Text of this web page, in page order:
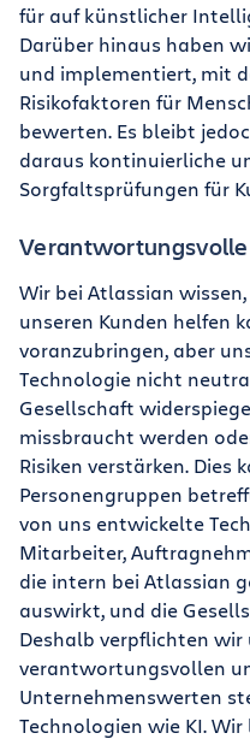
für auf künstlicher
Darüber hinaus haben
und implementiert, mit
Risikofaktoren für
bewerten. Es bleibt
daraus kontinuierliche
Sorgfaltsprüfungen für
Verantwortungsvolle
Wir bei Atlassian
unseren Kunden helfen
voranzubringen, aber
Technologie nicht
Gesellschaft
missbraucht werden
Risiken verstärken. Dies
Personengruppen
von uns entwickelte
Mitarbeiter,
die intern bei Atlassian
auswirkt, und die
Deshalb verpflichten wir
verantwortungsvollen
Unternehmenswerten
Technologien wie KI.